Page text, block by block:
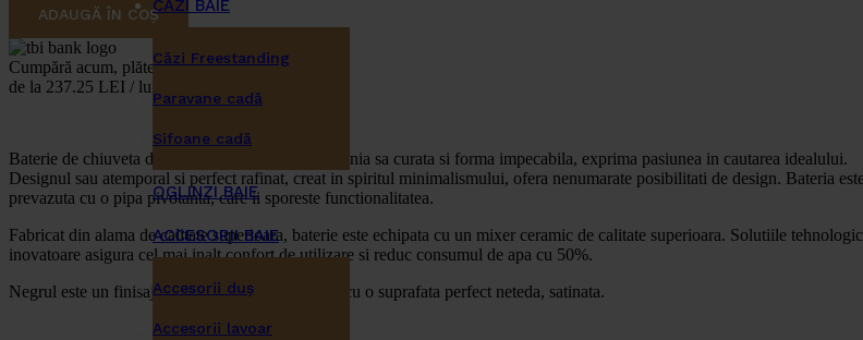
CĂZI BAIE
Căzi Freestanding
Paravane cadă
Sifoane cadă
OGLINZI BAIE
ACCESORII BAIE
Accesorii duş
Accesorii lavoar
ADAUGĂ ÎN COȘ
Cumpără acum, plătește mai târziu
de la 237.25 LEI / lună
Baterie de chiuveta de bucatarie
, cu linia sa curata si forma impecabila, exprima pasiunea in cautarea idealului.
Designul sau atemporal si perfect rafinat, creat in spiritul minimalismului, ofera nenumarate posibilitati de design. Bateria
prevazuta cu o pipa pivotanta, care ii sporeste functionalitatea.
Fabricat din alama de calitate superioara, baterie este echipata cu un mixer ceramic de calitate superioara. Solutiile
inovatoare asigura cel mai inalt confort de utilizare si reduc consumul de apa cu 50%.
Negrul este un finisaj expresiv, inchis la culoare, cu o suprafata perfect neteda, satinata.